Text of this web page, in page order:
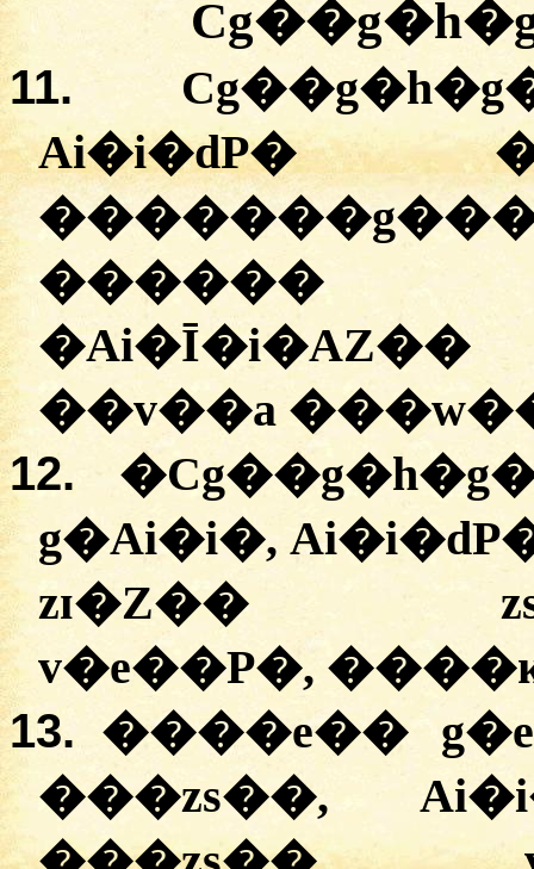
11.
Ai�i�dP�
������
��v��a
12.
�
g�Ai�i�,
zɪ�Z��
v�e��P�,
13. ����e��
���zs��,